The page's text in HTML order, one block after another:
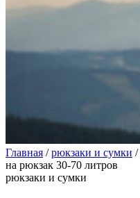
Главная / рюкзаки и сумки /
на рюкзак 30-70 литров
рюкзаки и сумки